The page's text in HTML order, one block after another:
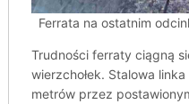
Ferrata na ostatnim
Trudności ferraty ciągną
wierzchołek. Stalowa
metrów przez